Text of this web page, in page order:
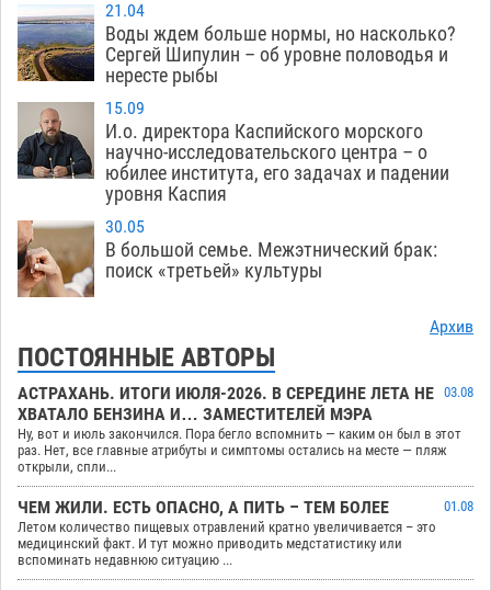
21.04
Воды ждем больше нормы, но насколько?
Сергей Шипулин – об уровне половодья и
нересте рыбы
15.09
И.о. директора Каспийского морского
научно-исследовательского центра – о
юбилее института, его задачах и падении
уровня Каспия
30.05
В большой семье. Межэтнический брак:
поиск «третьей» культуры
Архив
ПОСТОЯННЫЕ АВТОРЫ
АСТРАХАНЬ. ИТОГИ ИЮЛЯ-2026. В СЕРЕДИНЕ ЛЕТА НЕ
ХВАТАЛО БЕНЗИНА И… ЗАМЕСТИТЕЛЕЙ МЭРА
03.08
Ну, вот и июль закончился. Пора бегло вспомнить — каким он был в этот
раз. Нет, все главные атрибуты и симптомы остались на месте — пляж
открыли, спли...
ЧЕМ ЖИЛИ. ЕСТЬ ОПАСНО, А ПИТЬ – ТЕМ БОЛЕЕ
01.08
Летом количество пищевых отравлений кратно увеличивается – это
медицинский факт. И тут можно приводить медстатистику или
вспоминать недавнюю ситуацию ...